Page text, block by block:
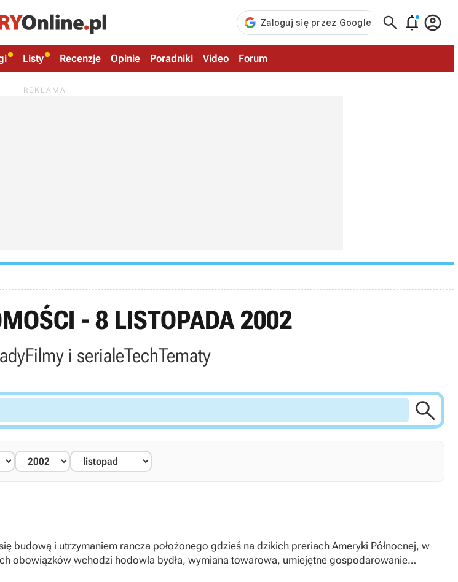
  
Listy Recenzje Opinie Poradniki Video Forum
- 8 LISTOPADA 2002
Filmy i serialeTechTematy

budową i utrzymaniem rancza położonego gdzieś na dzikich preriach Ameryki Północnej, w
obowiązków wchodzi hodowla bydła, wymiana towarowa, umiejętne gospodarowanie
Indian i okolicznych bandziorów.